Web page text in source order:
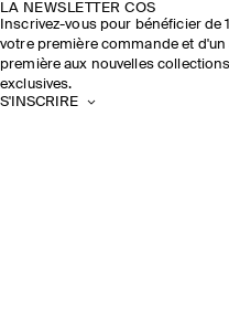
LA NEWSLETTER COS
Inscrivez-vous pour bénéficier de
votre première commande et d'un
première aux nouvelles
exclusives.
S'INSCRIRE